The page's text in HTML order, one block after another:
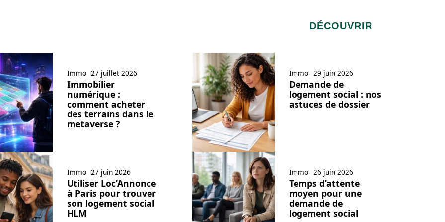
DÉCOUVRIR
Immo 27 juillet 2026
Immobilier
numérique :
comment acheter
des terrains dans le
metaverse ?
Immo 29 juin 2026
Demande de
logement social : nos
astuces de dossier
Immo 27 juin 2026
Utiliser Loc’Annonce
à Paris pour trouver
son logement social
HLM
Immo 26 juin 2026
Temps d’attente
moyen pour une
demande de
logement social